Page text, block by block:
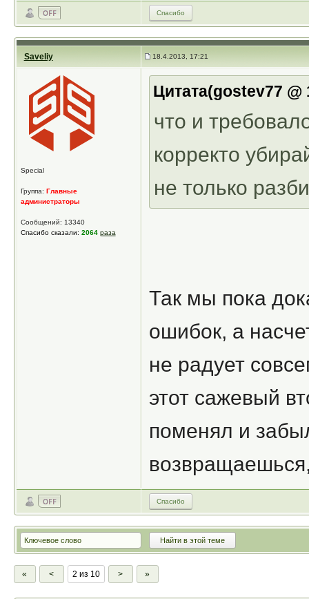
Спасибо
Saveliy 18.4.2013, 17:21
Special
Группа: Главные
администраторы
Сообщений: 13340
Спасибо сказали: 2064 раза
Цитата(gostev77 @
что и
корректо
не только
Так мы пока
ошибок, а
не радует
этот сажевый
поменял и
Спасибо
« < 2 из 10 > »